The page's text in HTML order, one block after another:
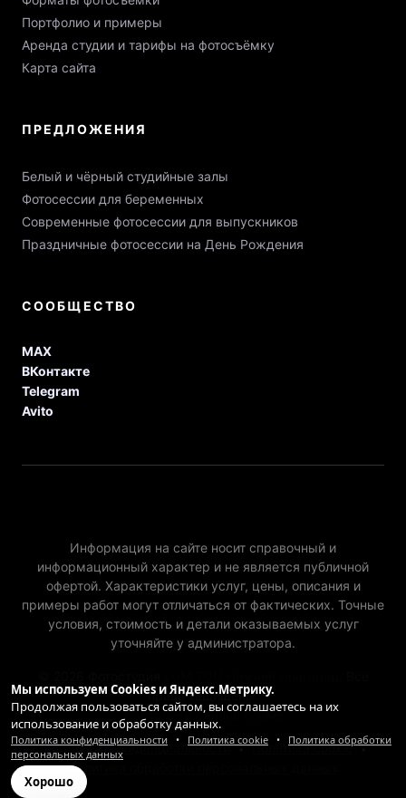
Портфолио и примеры
Аренда студии и тарифы на фотосъёмку
Карта сайта
ПРЕДЛОЖЕНИЯ
Белый и чёрный студийные залы
Фотосессии для беременных
Современные фотосессии для выпускников
Праздничные фотосессии на День Рождения
СООБЩЕСТВО
MAX
ВКонтакте
Telegram
Avito
Информация на сайте носит справочный и
информационный характер и не является публичной
офертой. Характеристики услуг, цены, описания и
примеры работ могут отличаться от фактических. Точные
условия, стоимость и детали оказываемых услуг
уточняйте у администратора.
права защищены.
Настройки файлов cookie
Политика конфиденциальности • Политика cookie •
Политика обработки персональных данных
Мы используем Cookies и Яндекс.Метрику.
Продолжая пользоваться сайтом, вы соглашаетесь на их
использование и обработку данных.
Политика конфиденциальности • Политика cookie •
Политика обработки
персональных данных
Хорошо